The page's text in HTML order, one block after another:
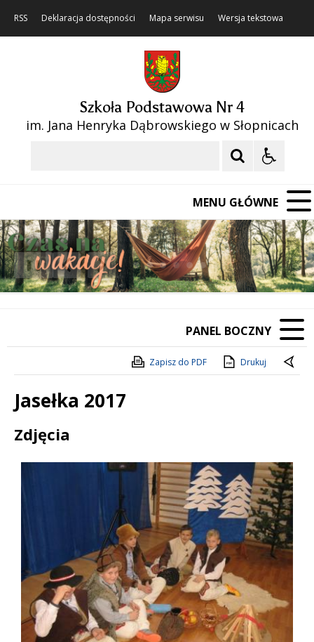
RSS Deklaracja dostępności Mapa serwisu Wersja tekstowa
Szkoła Podstawowa Nr 4
im. Jana Henryka Dąbrowskiego w Słopnicach
MENU GŁÓWNE
Poprzedni Element
Następny Element
❚❚
PANEL BOCZNY
Zapisz do PDF Drukuj
Jasełka 2017
Treść
Zdjęcia